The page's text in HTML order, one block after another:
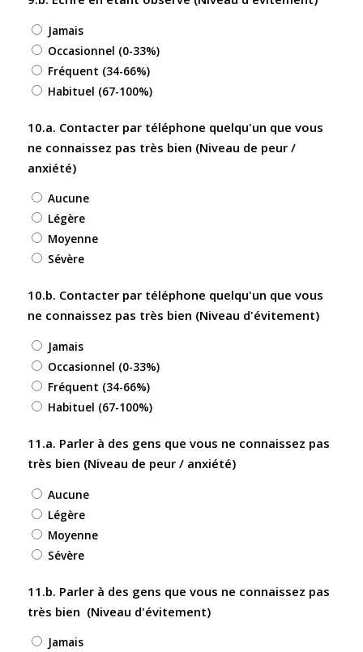
Jamais
Occasionnel (0-33%)
Fréquent (34-66%)
Habituel (67-100%)
10.a. Contacter par téléphone quelqu'un que vous
ne connaissez pas très bien (Niveau de peur /
anxiété)
Aucune
Légère
Moyenne
Sévère
10.b. Contacter par téléphone quelqu'un que vous
ne connaissez pas très bien (Niveau d'évitement)
Jamais
Occasionnel (0-33%)
Fréquent (34-66%)
Habituel (67-100%)
11.a. Parler à des gens que vous ne connaissez pas
très bien (Niveau de peur / anxiété)
Aucune
Légère
Moyenne
Sévère
11.b. Parler à des gens que vous ne connaissez pas
très bien (Niveau d'évitement)
Jamais